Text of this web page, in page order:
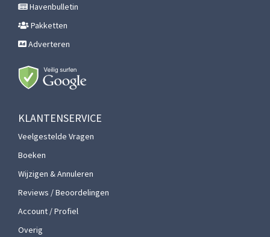
Havenbulletin
Pakketten
Adverteren
KLANTENSERVICE
Veelgestelde Vragen
Boeken
Wijzigen & Annuleren
Reviews / Beoordelingen
Account / Profiel
Overig